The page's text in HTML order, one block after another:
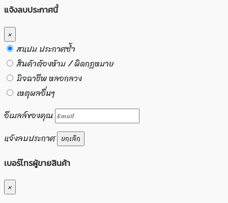
แจ้งลบประกาศนี้
×
สแปม ประกาศซ้ำ
สินค้าต้องห้าม / ผิดกฏหมาย
มิจฉาชีพ หลอกลวง
เหตุผลอื่นๆ
อีเมลล์ของคุณ
แจ้งลบประกาศ ยกเลิก
เบอร์โทรผู้ขายสินค้า
×